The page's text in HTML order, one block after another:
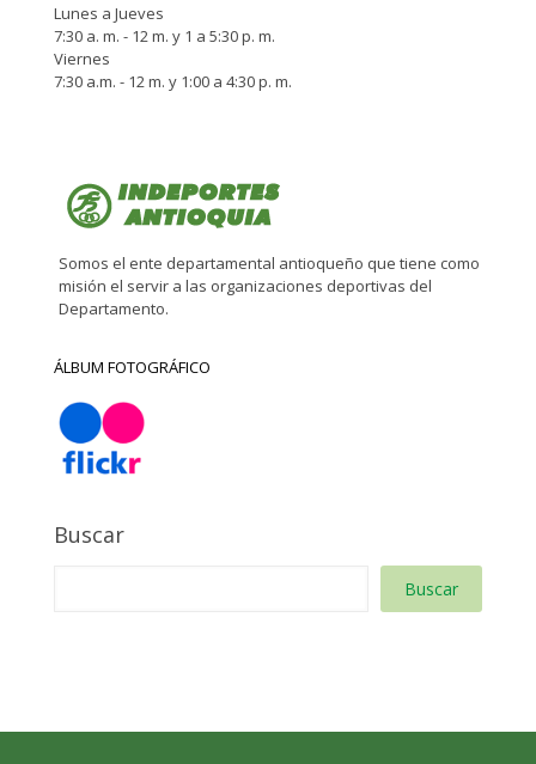
Lunes a Jueves
7:30 a. m. - 12 m. y 1 a 5:30 p. m.
Viernes
7:30 a.m. - 12 m. y 1:00 a 4:30 p. m.
Somos el ente departamental antioqueño que tiene como
misión el servir a las organizaciones deportivas del
Departamento.
ÁLBUM FOTOGRÁFICO
Buscar
Buscar